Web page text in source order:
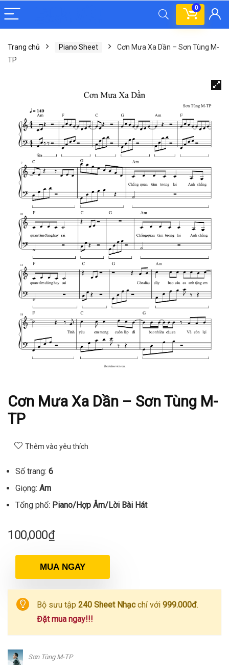
0
Trang chủ Piano Sheet
Cơn Mưa Xa Dần – Sơn Tùng M-
TP
Cơn Mưa Xa Dần – Sơn Tùng M-
TP
Thêm vào yêu thích
Số trang: 6
Giọng: Am
Tổng phổ: Piano/Hợp Âm/Lời Bài Hát
100,000₫
MUA NGAY
Bộ sưu tập 240 Sheet Nhạcchỉ với 999.000đ.
Đặt mua ngay!!!
Sơn Tùng M-TP